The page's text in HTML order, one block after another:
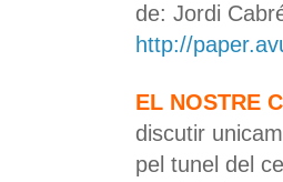
de: Jordi
http://
EL NOSTRE
discutir
pel tunel del